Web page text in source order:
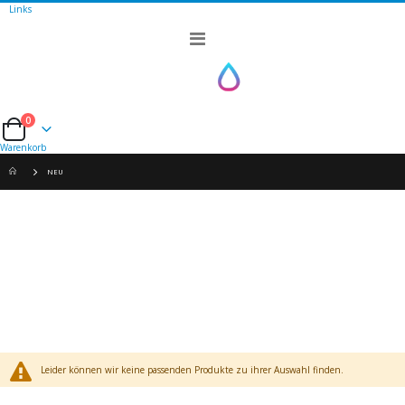
Links
Navigation
Cart
0
Warenkorb
NEU
Leider können wir keine passenden Produkte zu ihrer Auswahl finden.